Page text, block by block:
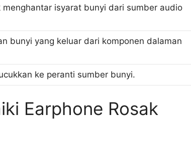
isyarat bunyi dari sumber audio
bunyi yang keluar dari komponen dalaman
ke peranti sumber bunyi.
Earphone Rosak